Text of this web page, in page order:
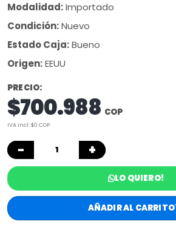
Modalidad:Importado
Condición:Nuevo
Estado Caja:Bueno
Origen:EEUU
PRECIO:
$700.988 COP
IVA incl: $0 COP
− +
LO QUIERO!
AÑADIR AL CARRITO